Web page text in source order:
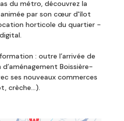
du métro, découvrez la
animée par son cœur d'îlot
horticole du quartier -
: outre l’arrivée de
d’aménagement Boissière-
ses nouveaux commerces
crèche…).